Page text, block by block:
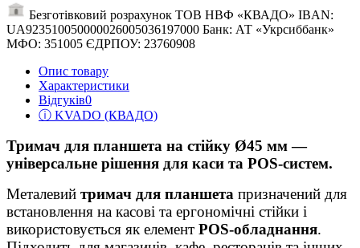
Безготівковий розрахунок ТОВ НВФ «КВАДО» IBAN:
UA923510050000026005036197000 Банк: АТ «Укрсиббанк»
МФО: 351005 ЄДРПОУ: 23760908
Опис товару
Характеристики
Відгуків0
ⓘ KVADO (КВАДО)
Тримач для планшета на стійку Ø45 мм —
універсальне рішення для каси та POS-систем.
Металевий тримач для планшета призначений для
встановлення на касові та ергономічні стійки і
використовується як елемент POS-обладнання.